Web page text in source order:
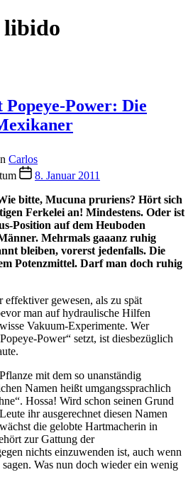
libido
Power: Die
Carlos
8. Januar 2011
bitte, Mucuna pruriens? Hört sich
Ferkelei an! Mindestens. Oder ist
Position auf dem Heuboden
Mehrmals gaaanz ruhig
bleiben, vorerst jedenfalls. Die
Potenzmittel. Darf man doch ruhig
effektiver gewesen, als zu spät
man auf hydraulische Hilfen
Vakuum-Experimente. Wer
Power“ setzt, ist diesbezüglich
mit dem so unanständig
Namen heißt umgangssprachlich
Hossa! Wird schon seinen Grund
ihr ausgerechnet diesen Namen
die gelobte Hartmacherin in
zur Gattung der
nichts einzuwenden ist, auch wenn
Was nun doch wieder ein wenig